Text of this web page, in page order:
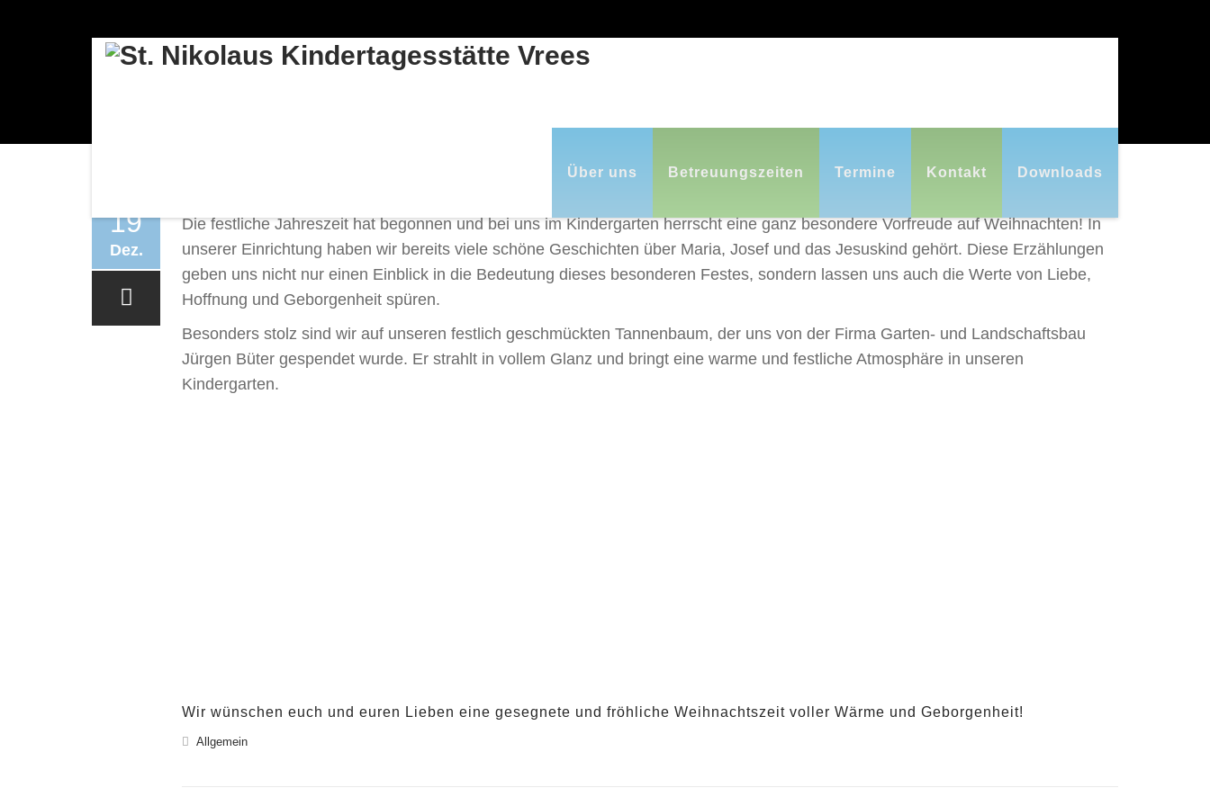
Über uns Betreuungszeiten Termine Kontakt Downloads
19
Dez.
Die festliche Jahreszeit hat begonnen und bei uns im Kindergarten herrscht eine ganz besondere Vorfreude auf Weihnachten! In
unserer Einrichtung haben wir bereits viele schöne Geschichten über Maria, Josef und das Jesuskind gehört. Diese Erzählungen
geben uns nicht nur einen Einblick in die Bedeutung dieses besonderen Festes, sondern lassen uns auch die Werte von Liebe,
Hoffnung und Geborgenheit spüren.
Besonders stolz sind wir auf unseren festlich geschmückten Tannenbaum, der uns von der Firma Garten- und Landschaftsbau
Jürgen Büter gespendet wurde. Er strahlt in vollem Glanz und bringt eine warme und festliche Atmosphäre in unseren
Kindergarten.
Wir wünschen euch und euren Lieben eine gesegnete und fröhliche Weihnachtszeit voller Wärme und Geborgenheit!
Allgemein